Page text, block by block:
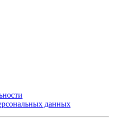
данных